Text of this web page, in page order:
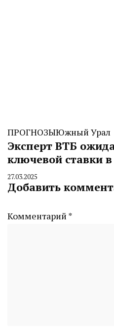
ПРОГНОЗЫЮжный Урал
Эксперт ВТБ
ключевой ставки
By
CHELINDUSTRY
27.03.2025
Добавить
Комментарий *